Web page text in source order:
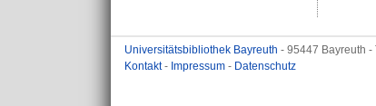
Universitätsbibliothek Bayreuth - 95447 Bayreuth
Kontakt- Impressum - Datenschutz